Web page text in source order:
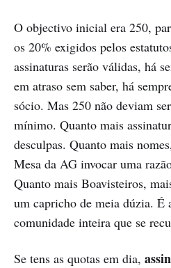
O objectivo inicial era 250,
os 20% exigidos pelos
assinaturas serão válidas, há
em atraso sem saber, há
sócio. Mas 250 não deviam
mínimo. Quanto mais
desculpas. Quanto mais
Mesa da AG invocar uma
Quanto mais Boavisteiros,
um capricho de meia dúzia. É
comunidade inteira que se
Se tens as quotas em dia,